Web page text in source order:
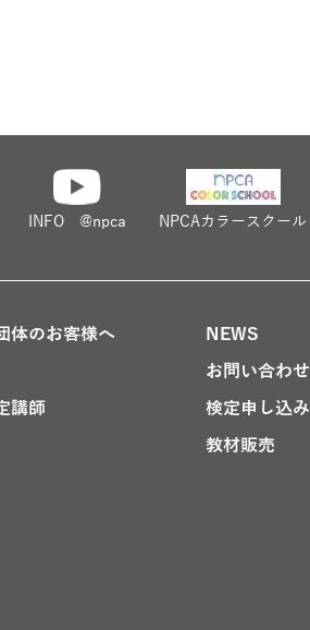
INFO @npca NPCAカラースクール
体のお客様へ
講師
NEWS
お問い合わせ
検定申し込み
教材販売